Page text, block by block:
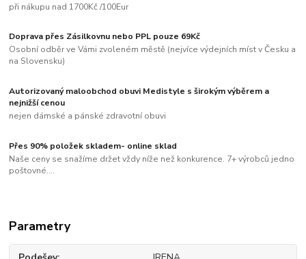
při nákupu nad 1700Kč /100Eur
Doprava přes Zásilkovnu nebo PPL pouze 69Kč
Osobní odběr ve Vámi zvoleném městě (nejvíce výdejních míst v Česku a
na Slovensku)
Autorizovaný maloobchod obuvi Medistyle s širokým výběrem a
nejnižší cenou
nejen dámské a pánské zdravotní obuvi
Přes 90% položek skladem- online sklad
Naše ceny se snažíme držet vždy níže než konkurence. 7+ výrobců jedno
poštovné....
Parametry